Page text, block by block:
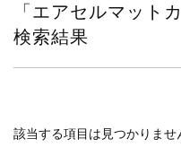
お知らせ
2024.2.27
全国へ確実・迅速に納品...
2026年 夏季休業のお知らせ
「エアセルマット
検索結果
該当する項目は見つかりませ